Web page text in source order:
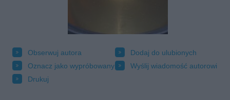
Obserwuj autora
Dodaj do ulubionych
Oznacz jako wypróbowany
Wyślij wiadomość autorowi
Drukuj